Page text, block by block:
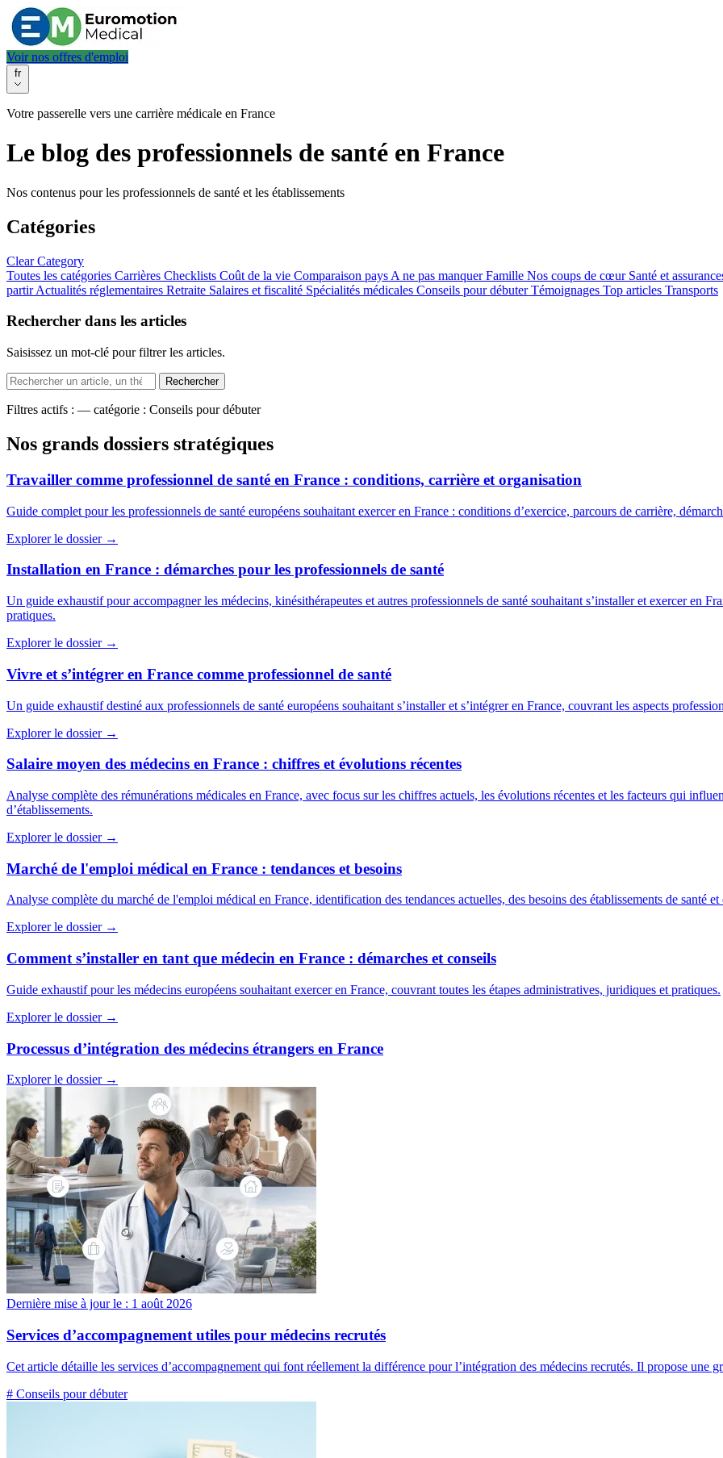
Voir nos offres d'emploi
fr
Votre passerelle vers une carrière médicale en France
Le blog des professionnels de santé en France
Nos contenus pour les professionnels de santé et les établissements
Catégories
Clear Category
Toutes les catégories Carrières Checklists Coût de la vie Comparaison pays A ne pas manquer Famille Nos coups de cœur Santé et
partir Actualités réglementaires Retraite Salaires et fiscalité Spécialités médicales Conseils pour débuter Témoignages Top articles Transports
Rechercher dans les articles
Saisissez un mot-clé pour filtrer les articles.
Filtres actifs : — catégorie : Conseils pour débuter
Nos grands dossiers stratégiques
Travailler comme professionnel de santé en France : conditions, carrière et organisation
Guide complet pour les professionnels de santé européens souhaitant exercer en France : conditions d’exercice, parcours de carrière,
Explorer le dossier →
Installation en France : démarches pour les professionnels de santé
Un guide exhaustif pour accompagner les médecins, kinésithérapeutes et autres professionnels de santé souhaitant s’installer et exercer en
pratiques.
Explorer le dossier →
Vivre et s’intégrer en France comme professionnel de santé
Un guide exhaustif destiné aux professionnels de santé européens souhaitant s’installer et s’intégrer en France, couvrant les aspects
Explorer le dossier →
Salaire moyen des médecins en France : chiffres et évolutions récentes
Analyse complète des rémunérations médicales en France, avec focus sur les chiffres actuels, les évolutions récentes et les facteurs qui
d’établissements.
Explorer le dossier →
Marché de l'emploi médical en France : tendances et besoins
Analyse complète du marché de l'emploi médical en France, identification des tendances actuelles, des besoins des établissements de santé
Explorer le dossier →
Comment s’installer en tant que médecin en France : démarches et conseils
Guide exhaustif pour les médecins européens souhaitant exercer en France, couvrant toutes les étapes administratives, juridiques et pratiques.
Explorer le dossier →
Processus d’intégration des médecins étrangers en France
Explorer le dossier →
Dernière mise à jour le : 1 août 2026
Services d’accompagnement utiles pour médecins recrutés
Cet article détaille les services d’accompagnement qui font réellement la différence pour l’intégration des médecins recrutés. Il propose une
# Conseils pour débuter